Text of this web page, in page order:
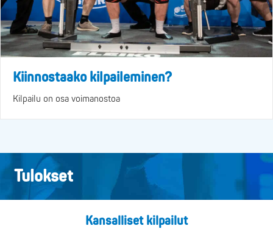
Kiinnostaako kilpaileminen?
Kilpailu on osa voimanostoa
Tulokset
Kansalliset kilpailut